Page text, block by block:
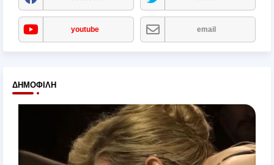
youtube email
ΔΗΜΟΦΙΛΉ